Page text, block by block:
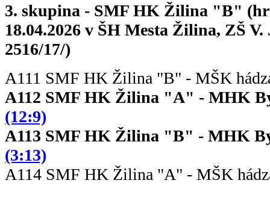
3. skupina - SMF HK Žilina "B"
18.04.2026 v ŠH Mesta Žilina, ZŠ
2516/17/)
A111 SMF HK Žilina "B" - MŠK
A112 SMF HK Žilina "A" -
(12:9)
A113 SMF HK Žilina "B" -
(3:13)
A114 SMF HK Žilina "A" - MŠK